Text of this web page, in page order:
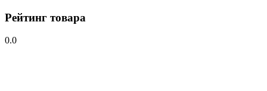
Рейтинг товара
0.0